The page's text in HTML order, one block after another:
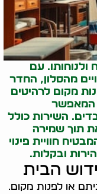
ולנוחותו. עם
מהסלון, החדר
מקום לרהיטים
המאפשר
השירות כולל
תוך שמירה
חוויית פינוי
ובקלות.
הבית
או לפנות מקום.